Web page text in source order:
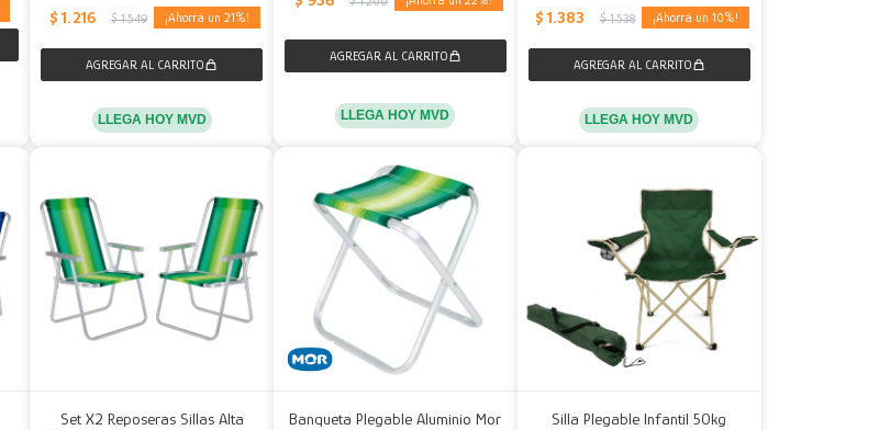
$ 1.216 $ 1.549 21
LLEGA HOY MVD LLEGA HOY MVD
$ 1.383 $ 1.538 10
LLEGA HOY MVD
Set X2 Reposeras Sillas Alta
Banqueta Plegable Aluminio Mor
Silla Plegable Infantil 50kg